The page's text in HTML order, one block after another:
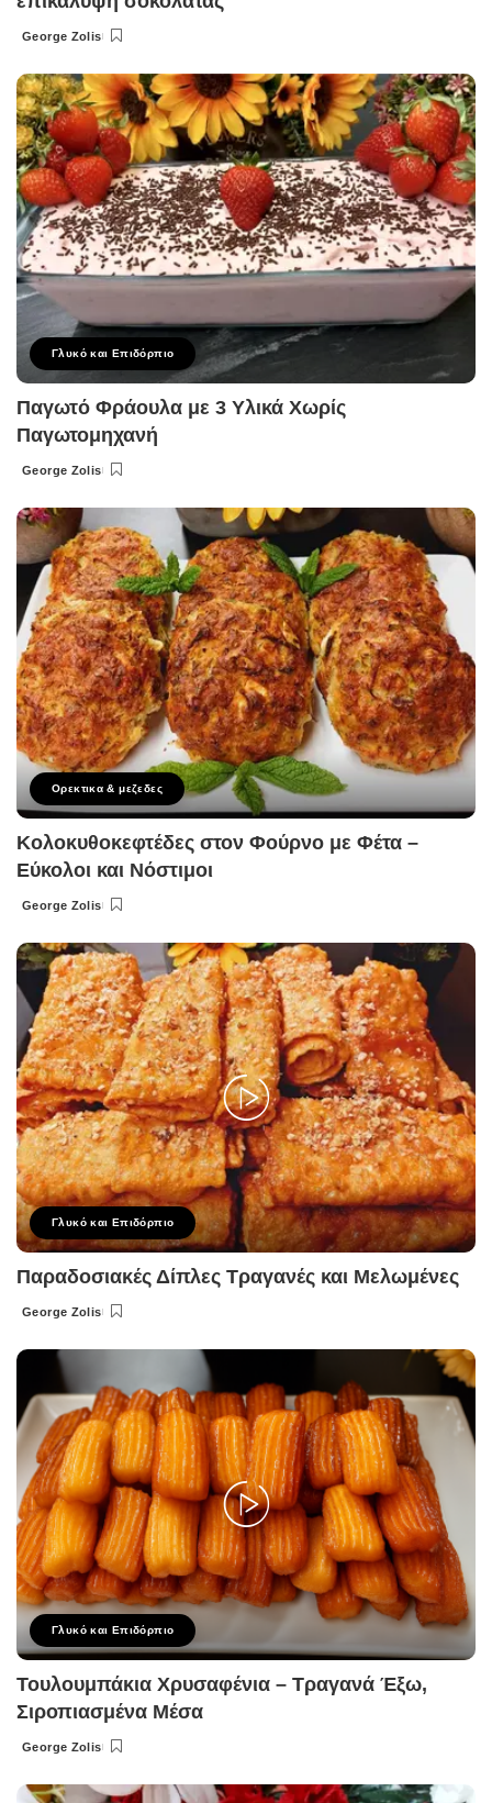
Posted
George Zolis
Γλυκό και Επιδόρπιο
Παγωτό Φράουλα με 3 Υλικά Χωρίς
Παγωτομηχανή
Posted
George Zolis
Ορεκτικα & μεζεδες
Κολοκυθοκεφτέδες στον Φούρνο με Φέτα –
Εύκολοι και Νόστιμοι
Posted
George Zolis
Γλυκό και Επιδόρπιο
Παραδοσιακές Δίπλες Τραγανές και Μελωμένες
Posted
George Zolis
Γλυκό και Επιδόρπιο
Τουλουμπάκια Χρυσαφένια – Τραγανά Έξω,
Σιροπιασμένα Μέσα
Posted
George Zolis